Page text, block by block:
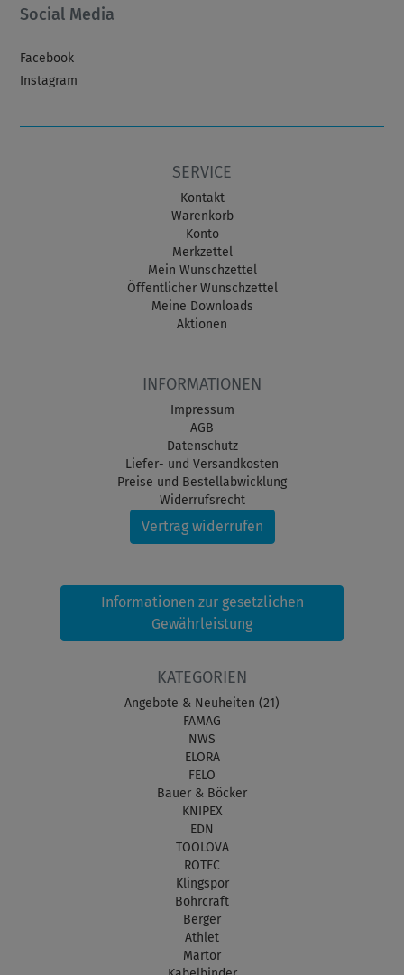
Social Media
Facebook
Instagram
SERVICE
Kontakt
Warenkorb
Konto
Merkzettel
Mein Wunschzettel
Öffentlicher Wunschzettel
Meine Downloads
Aktionen
INFORMATIONEN
Impressum
AGB
Datenschutz
Liefer- und Versandkosten
Preise und Bestellabwicklung
Widerrufsrecht
Vertrag widerrufen
Informationen zur gesetzlichen
Gewährleistung
KATEGORIEN
Angebote & Neuheiten (21)
FAMAG
NWS
ELORA
FELO
Bauer & Böcker
KNIPEX
EDN
TOOLOVA
ROTEC
Klingspor
Bohrcraft
Berger
Athlet
Martor